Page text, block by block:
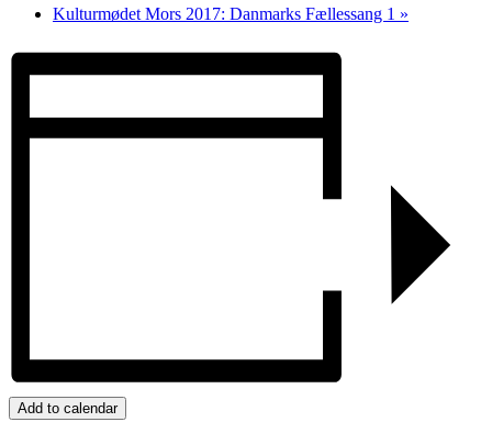
Kulturmødet Mors 2017: Danmarks Fællessang 1 »
Add to calendar